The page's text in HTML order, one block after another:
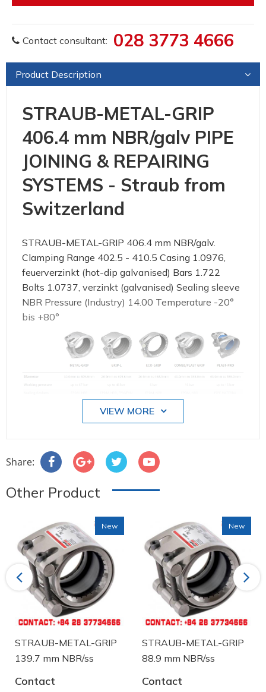
Contact consultant: 028 3773 4666
Product Description
STRAUB-METAL-GRIP
406.4 mm NBR/galv PIPE
JOINING & REPAIRING
SYSTEMS - Straub from
Switzerland
STRAUB-METAL-GRIP 406.4 mm NBR/galv.
Clamping Range 402.5 - 410.5 Casing 1.0976,
feuerverzinkt (hot-dip galvanised) Bars 1.722
Bolts 1.0737, verzinkt (galvanised) Sealing sleeve
NBR Pressure (Industry) 14.00 Temperature -20°
bis +80°
-------
VIEW MORE
Share:
Other Product
Previous
New
STRAUB-METAL-GRIP
139.7 mm NBR/ss
Contact
New
STRAUB-METAL-GRIP
88.9 mm NBR/ss
Contact
Next